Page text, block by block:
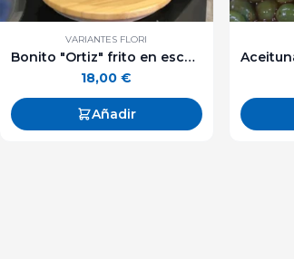
VARIANTES FLORI
Bonito "Ortiz" frito en escabeche lata grande.
18,00€
Añadir